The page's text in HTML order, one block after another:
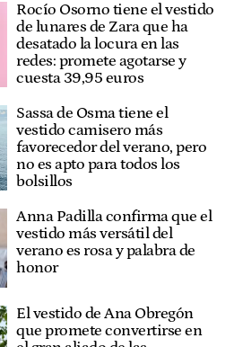
Rocío Osorno tiene el vestido
de lunares de Zara que ha
desatado la locura en las
redes: promete agotarse y
cuesta 39,95 euros
Sassa de Osma tiene el
vestido camisero más
favorecedor del verano, pero
no es apto para todos los
bolsillos
Anna Padilla confirma que el
vestido más versátil del
verano es rosa y palabra de
honor
El vestido de Ana Obregón
que promete convertirse en